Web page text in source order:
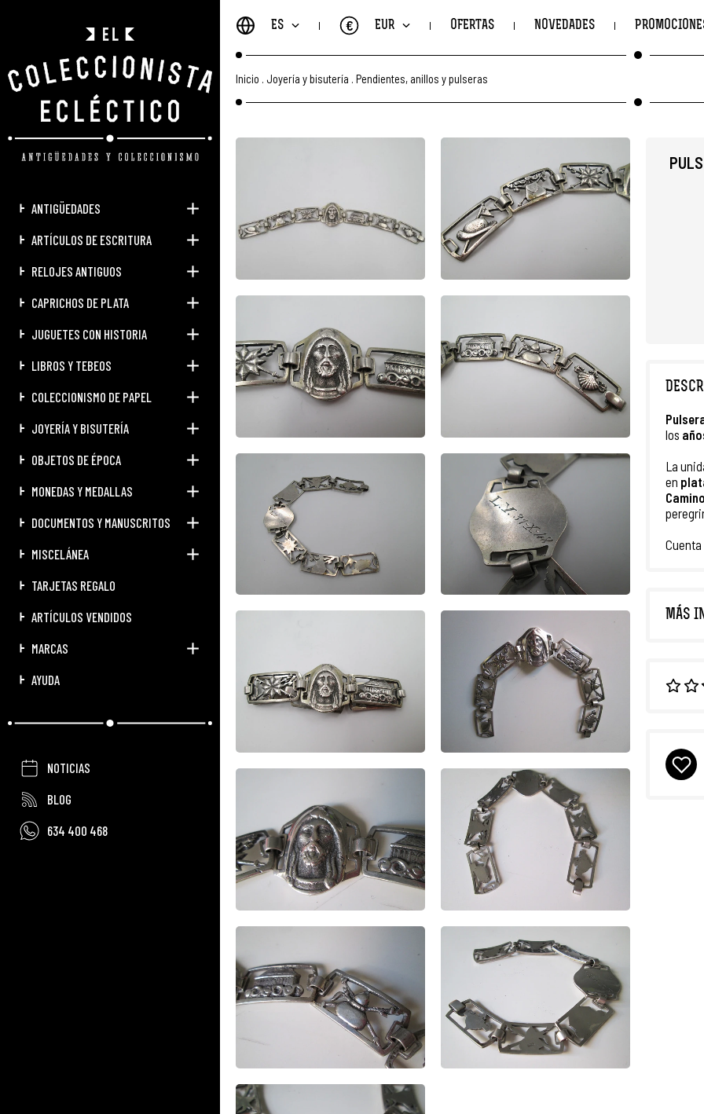
ANTIGÜEDADES
ARTÍCULOS DE ESCRITURA
RELOJES ANTIGUOS
CAPRICHOS DE PLATA
JUGUETES CON HISTORIA
LIBROS Y TEBEOS
COLECCIONISMO DE PAPEL
JOYERÍA Y BISUTERÍA
OBJETOS DE ÉPOCA
MONEDAS Y MEDALLAS
DOCUMENTOS Y MANUSCRITOS
MISCELÁNEA
TARJETAS REGALO
ARTÍCULOS VENDIDOS
MARCAS
AYUDA
NOTICIAS
BLOG
634 400 468
ES EUR
€ OFERTAS NOVEDADES
Inicio Joyería y bisutería Pendientes, anillos y pulseras
los
La
en
MÁS